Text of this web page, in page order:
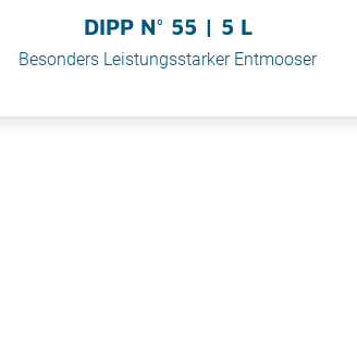
DIPP N° 55 | 5 L
Besonders Leistungsstarker Entmooser